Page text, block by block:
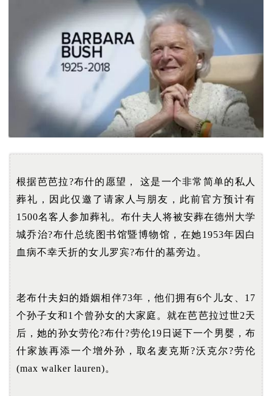
根据芭芭拉?布什的愿望， 这是一个非常简单的私人
葬礼，因此仅邀了请家人与朋友，此前官方预计有
1500名客人参加葬礼。布什夫人将被安葬在德州大学
城乔治?布什总统图书馆暨博物馆，在她1953年因白
血病不幸夭折的女儿罗宾?布什的墓旁边。
老布什夫妇的婚姻相伴73年，他们拥有6个儿女、17
个孙子女和1个曾孙女的大家庭。就在芭芭拉过世2天
后，她的孙女劳伦?布什?劳伦19日诞下一个男婴，布
什家族再添一个增外孙，取名麦克斯?沃克尔?劳伦
(max walker lauren)。